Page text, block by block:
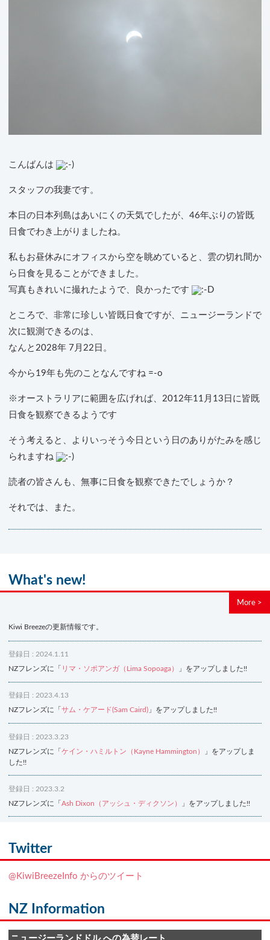
こんばんは
スタッフの我妻です。
本日の日本列島はあいにくの天気でしたが、46年ぶりの皆既
日食でわき上がりましたね。
私もお昼休みにオフィスから空を眺めていると、雲の切れ間か
ら日食を見ることができました。
写真もきれいに撮れたようで、良かったです
ところで、非常に珍しい皆既日食ですが、ニュージーランドで
次に観測できるのは、
なんと2028年 7月22日。
今から19年も先のことなんですね =-o
※オーストラリアに範囲を広げれば、2012年11月13日に皆既
日食を観察できるようです
そう考えると、よりいっそう今日という日のありがたみを感じ
られますね
読者の皆さんも、無事に日食を観察できたでしょうか？
それでは、また。
What's new!
More >
Kiwi Breezeの更新情報です。
登録日 : 2024.1.11
NZフレンズに「 リマ・ソポアンガ（Lima Sopoaga） 」をアップしました!!
登録日 : 2023.4.13
NZフレンズに「 サム・ケアード(Sam Caird) 」をアップしました!!
登録日 : 2023.3.23
NZフレンズに「 ケイン・ハミルトン（Kayne Hammington）
」をアップしま
した!!
登録日 : 2023.3.2
NZフレンズに「 Ash Dixon（アッシュ・ディクソン） 」をアップしました!!
NZフレンズに「
登録日 : 2019.4.10
登録日 : 2019.2.28
NZクッキングに「ニュージーランド産キウイの酢の物
Twitter
@KiwiBreezeInfo からのツイート
NZ Information